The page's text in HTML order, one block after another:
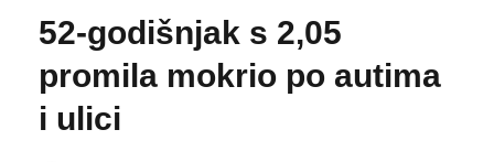
52-godišnjak s 2,05
promila mokrio po autima
i ulici